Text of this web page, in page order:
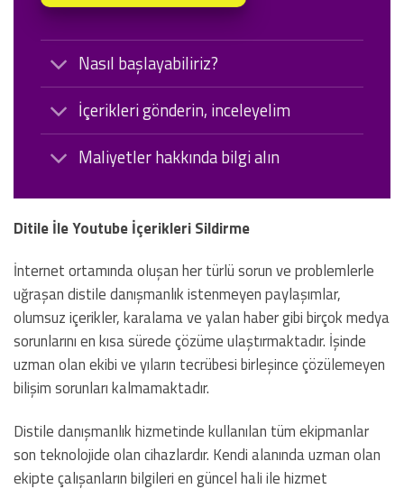
Nasıl başlayabiliriz?
İçerikleri gönderin, inceleyelim
Maliyetler hakkında bilgi alın
Ditile İle Youtube İçerikleri Sildirme
İnternet ortamında oluşan her türlü sorun ve problemlerle
uğraşan distile danışmanlık istenmeyen paylaşımlar,
olumsuz içerikler, karalama ve yalan haber gibi birçok medya
sorunlarını en kısa sürede çözüme ulaştırmaktadır. İşinde
uzman olan ekibi ve yıların tecrübesi birleşince çözülemeyen
bilişim sorunları kalmamaktadır.
Distile danışmanlık hizmetinde kullanılan tüm ekipmanlar
son teknolojide olan cihazlardır. Kendi alanında uzman olan
ekipte çalışanların bilgileri en güncel hali ile hizmet